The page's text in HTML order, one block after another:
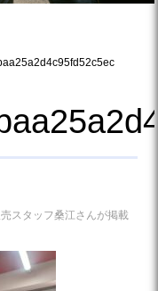
スタッフ桑江さんが掲載